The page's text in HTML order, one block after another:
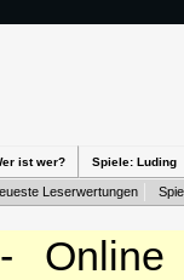
ist wer? Spiele: Luding
Leserwertungen
Online